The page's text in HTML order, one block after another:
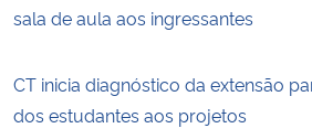
sala de aula aos ingressantes
CT inicia diagnóstico da extensão
dos estudantes aos projetos